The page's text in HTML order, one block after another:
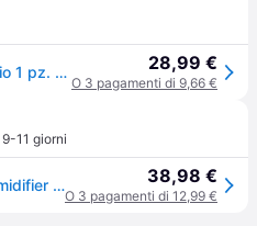
Xiaomi 56892 Filtro di ricambio 1 pz. Blu 28,99 €
O 3 pagamenti di 9,66 €
9-11 giorni
Xiaomi Smart Evaporative Humidifier Filter, Accessori trattamento dell'aria 38,98 €
O 3 pagamenti di 12,99 €